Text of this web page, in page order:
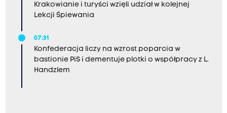
Krakowianie i turyści wzięli udział w kolejnej
Lekcji Śpiewania
07:31
Konfederacja liczy na wzrost poparcia w
bastionie PiS i dementuje plotki o współpracy z L.
Handzlem